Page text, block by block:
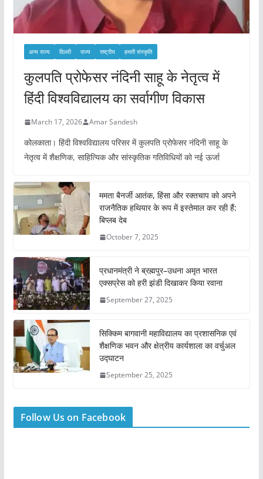
अन्य राज्य दिल्ली राज्य राष्ट्रीय हमारी संस्कृति
कुलपति प्रोफेसर नंदिनी साहू के नेतृत्व में
हिंदी विश्वविद्यालय का सर्वागीण विकास
March 17, 2026 Amar Sandesh
कोलकाता। हिंदी विश्वविद्यालय परिसर में कुलपति प्रोफेसर नंदिनी साहू के
नेतृत्व में शैक्षणिक, साहित्यिक और सांस्कृतिक गतिविधियों को नई ऊर्जा
ममता बैनर्जी आतंक, हिंसा और रक्तचाप को अपने
राजनैतिक हथियार के रूप में इस्तेमाल कर रही हैं:
बिप्लब देब
October 7, 2025
प्रधानमंत्री ने ब्रह्मपुर–उधना अमृत भारत
एक्सप्रेस को हरी झंडी दिखाकर किया रवाना
September 27, 2025
सिक्किम बागवानी महाविद्यालय का प्रशासनिक एवं
शैक्षणिक भवन और क्षेत्रीय कार्यशाला का वर्चुअल
उद्घाटन
September 25, 2025
Follow Us on Facebook